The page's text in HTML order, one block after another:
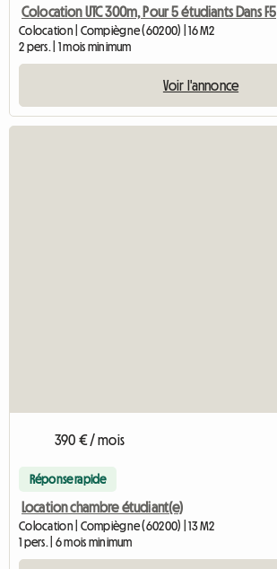
Colocation UTC 300m, Pour 5 étudiants Dans F5
Colocation | Compiègne (60200) | 16 M2
2 pers. | 1 mois minimum
Voir l'annonce
390 € / mois
Réponse rapide
Location chambre étudiant(e)
Colocation | Compiègne (60200) | 13 M2
1 pers. | 6 mois minimum